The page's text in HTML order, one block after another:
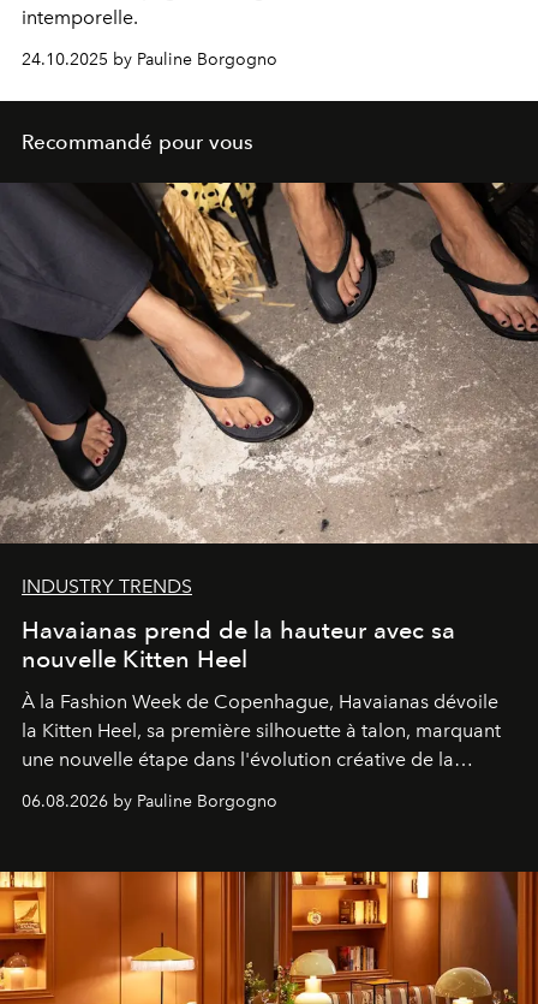
intemporelle.
24.10.2025 by Pauline Borgogno
Recommandé pour vous
INDUSTRY TRENDS
Havaianas prend de la hauteur avec sa
nouvelle Kitten Heel
À la Fashion Week de Copenhague, Havaianas dévoile
la Kitten Heel, sa première silhouette à talon, marquant
une nouvelle étape dans l'évolution créative de la
06.08.2026 by Pauline Borgogno